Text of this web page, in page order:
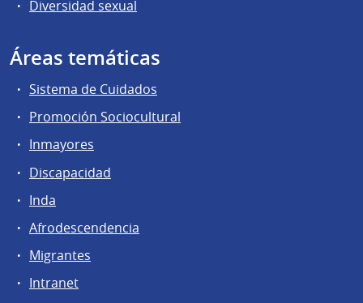
Diversidad sexual
Áreas temáticas
Sistema de Cuidados
Promoción Sociocultural
Inmayores
Discapacidad
Inda
Afrodescendencia
Migrantes
Intranet